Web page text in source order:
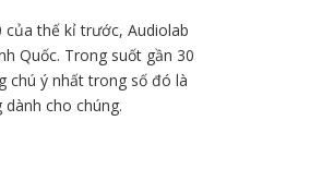
thế kỉ trước, Audiolab
Quốc. Trong suốt gần 30
chú ý nhất trong số đó là
cho chúng.